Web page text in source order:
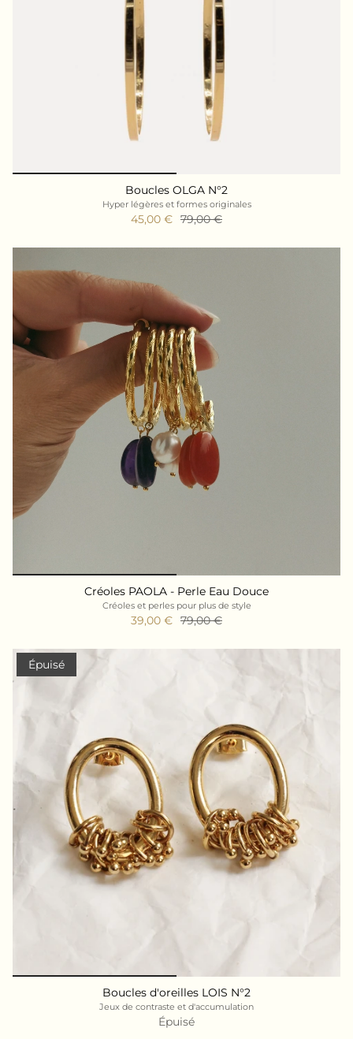
Boucles OLGA N°2
Hyper légères et formes originales
45,00 € 79,00 €
Créoles PAOLA - Perle Eau Douce
Créoles et perles pour plus de style
39,00 € 79,00 €
Épuisé
Boucles d'oreilles LOIS N°2
Jeux de contraste et d'accumulation
Épuisé